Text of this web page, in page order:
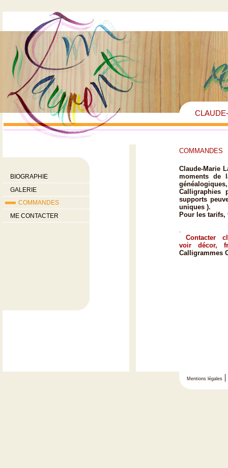
BIOGRAPHIE
GALERIE
COMMANDES
ME CONTACTER
COMMANDES
Claude-Marie
moments de
Calligraphies
supports
uniques ).
Pour les
.
Contacter
voir décor,
Calligrammes
Mentions légales